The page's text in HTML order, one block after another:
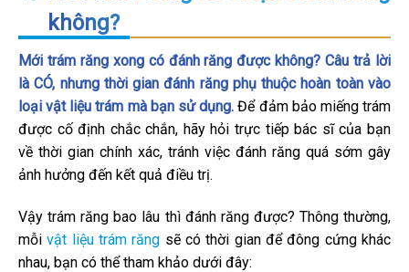
không?
Mới trám răng xong có đánh răng được không? Câu trả lời
là CÓ, nhưng thời gian đánh răng phụ thuộc hoàn toàn vào
loại vật liệu trám mà bạn sử dụng. Để đảm bảo miếng trám
được cố định chắc chắn, hãy hỏi trực tiếp bác sĩ của bạn
về thời gian chính xác, tránh việc đánh răng quá sớm gây
ảnh hưởng đến kết quả điều trị.
Vậy trám răng bao lâu thì đánh răng được? Thông thường,
mỗivật liệu trám răng sẽ có thời gian để đông cứng khác
nhau, bạn có thể tham khảo dưới đây: